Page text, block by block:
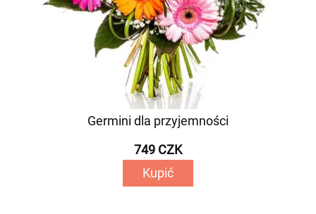
Germini dla przyjemności
749 CZK
Kupić